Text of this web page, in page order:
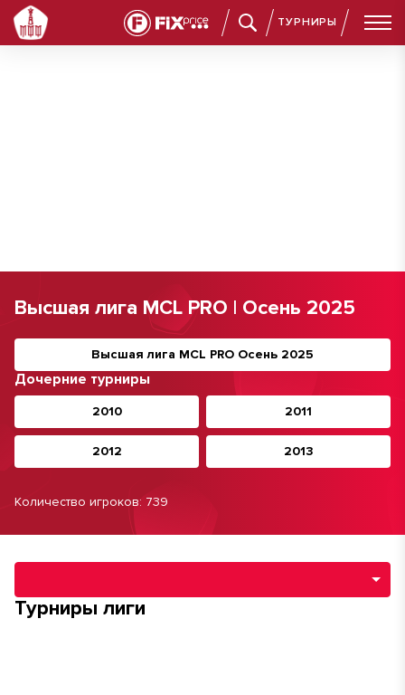
ТУРНИРЫ
Высшая лига MCL PRO | Осень 2025
Высшая лига MCL PRO Осень 2025
Дочерние турниры
2010 2011
2012 2013
Количество игроков: 739
Навигация по разделам турнира
Турниры лиги